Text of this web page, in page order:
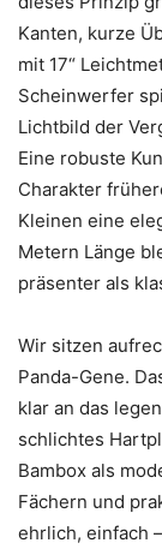
Kanten, kurze
mit 17“
Scheinwerfer
Lichtbild der
Eine robuste
Charakter
Kleinen eine
Metern Länge
präsenter als
Wir sitzen
Panda-Gene.
klar an das
schlichtes
Bambox als
Fächern und
ehrlich, einfach